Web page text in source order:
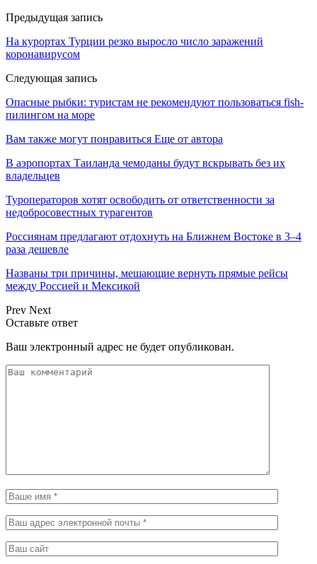
Предыдущая запись
На курортах Турции резко выросло число заражений
коронавирусом
Следующая запись
Опасные рыбки: туристам не рекомендуют пользоваться fish-
пилингом на море
Вам также могут понравиться Еще от автора
В аэропортах Таиланда чемоданы будут вскрывать без их
владельцев
Туроператоров хотят освободить от ответственности за
недобросовестных турагентов
Россиянам предлагают отдохнуть на Ближнем Востоке в 3–4
раза дешевле
Названы три причины, мешающие вернуть прямые рейсы
между Россией и Мексикой
Prev Next
Оставьте ответ
Ваш электронный адрес не будет опубликован.